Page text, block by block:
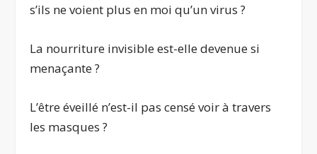
s’ils ne voient plus en moi qu’un virus ?
La nourriture invisible est-elle devenue si
menaçante ?
L’être éveillé n’est-il pas censé voir à travers
les masques ?